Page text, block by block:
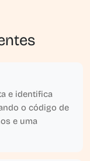
e identifica
o código de
e uma